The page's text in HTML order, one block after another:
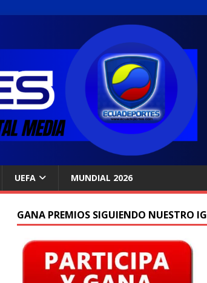
UEFA MUNDIAL 2026
GANA PREMIOS SIGUIENDO NUESTRO IG